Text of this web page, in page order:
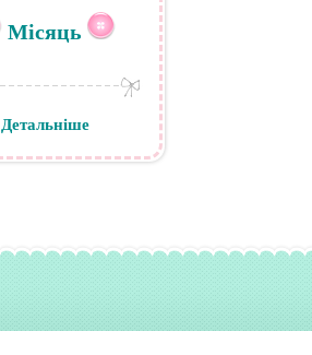
Місяць
Детальніше